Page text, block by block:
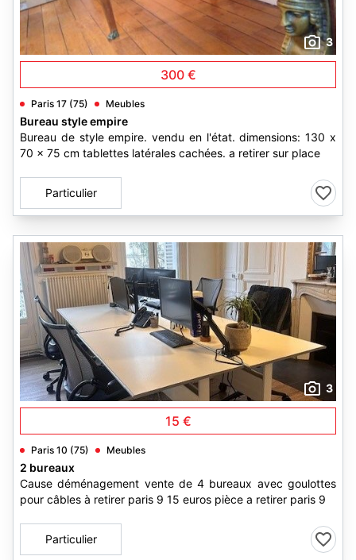
3
300 €
Paris 17 (75) Meubles
Bureau style empire
Bureau de style empire. vendu en l'état. dimensions: 130 x
70 x 75 cm tablettes latérales cachées. a retirer sur place
Particulier
3
15 €
Paris 10 (75) Meubles
2 bureaux
Cause déménagement vente de 4 bureaux avec goulottes
pour câbles à retirer paris 9 15 euros pièce a retirer paris 9
Particulier